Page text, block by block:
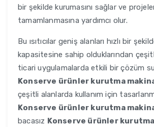
bir şekilde kurumasını sağlar ve
tamamlanmasına yardımcı olur.
Bu ısıtıcılar geniş alanları hızlı bir
kapasitesine sahip olduklarından
ticari uygulamalarda etkili bir çözüm
Konserve ürünler kurutma
çeşitli alanlarda kullanım için
Konserve ürünler kurutma
bacasız Konserve ürünler kurutma